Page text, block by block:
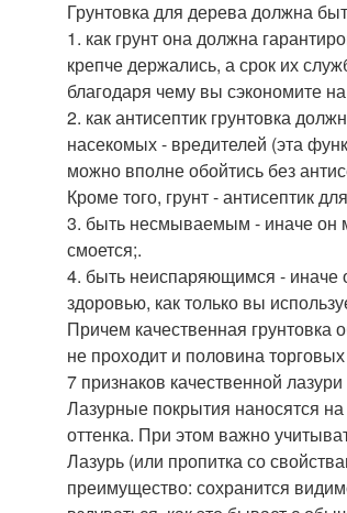
Грунтовка для дерева должна
1. как грунт она должна
крепче держались, а срок их
благодаря чему вы сэкономите
2. как антисептик грунтовка
насекомых - вредителей (эта
можно вполне обойтись без
Кроме того, грунт - антисептик
3. быть несмываемым - иначе он
смоется;.
4. быть неиспаряющимся - иначе
здоровью, как только вы
Причем качественная грунтовка
не проходит и половина
7 признаков качественной
Лазурные покрытия наносятся
оттенка. При этом важно
Лазурь (или пропитка со
преимущество: сохранится